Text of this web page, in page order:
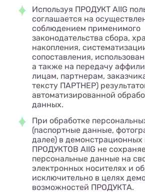
Используя ПРОДУКТ AIIG
соглашается на
соблюдением применимого
законодательства сбора,
накопления,
сопоставления,
а также на передачу
лицам, партнерам,
тексту ПАРТНЕР)
автоматизированной
данных.
При обработке
(паспортные данные,
далее) в демонстрационных
ПРОДУКТОВ AIIG не
персональные данные на
электронных носителях и
исключительно в целях
возможностей ПРОДУКТА.